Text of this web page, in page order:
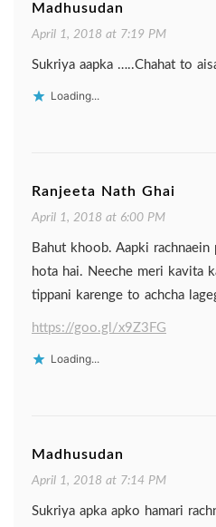
Madhusudan
April 1, 2018 at 7:19 PM
Sukriya aapka …..Chahat to
Loading...
Ranjeeta Nath Ghai
April 1, 2018 at 6:00 PM
Bahut khoob. Aapki rachnaein
hota hai. Neeche meri kavita
tippani karenge to achcha
https://goo.gl/x9Z3FG
Loading...
Madhusudan
April 1, 2018 at 7:14 PM
Sukriya apka apko hamari